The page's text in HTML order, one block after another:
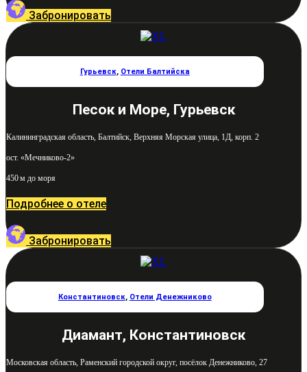
Забронировать
Гурьевск, Отели Балтийска
Песок и Море, Гурьевск
Калининградская область, Балтийск, Верхняя Морская улица, 1Д, корп. 2
ост. «Мечниково-2»
450 м до моря
Подробнее о отеле
Забронировать
Константиновск, Отели Денежниково
Диамант, Константиновск
Московская область, Раменский городской округ, посёлок Денежниково, 27